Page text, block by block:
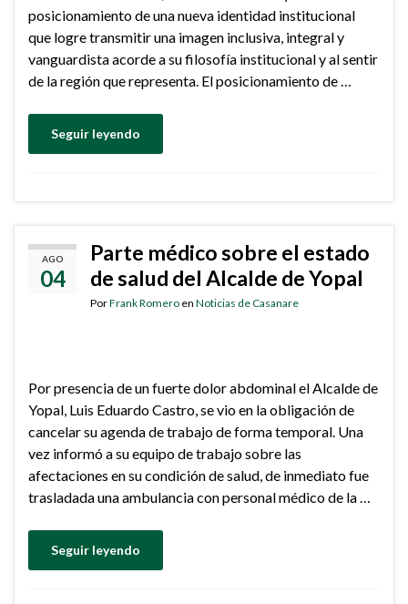
posicionamiento de una nueva identidad institucional
que logre transmitir una imagen inclusiva, integral y
vanguardista acorde a su filosofía institucional y al sentir
de la región que representa. El posicionamiento de …
Seguir leyendo
AGO
04
Parte médico sobre el estado
de salud del Alcalde de Yopal
PorFrank Romero en Noticias de Casanare
Por presencia de un fuerte dolor abdominal el Alcalde de
Yopal, Luis Eduardo Castro, se vio en la obligación de
cancelar su agenda de trabajo de forma temporal. Una
vez informó a su equipo de trabajo sobre las
afectaciones en su condición de salud, de inmediato fue
trasladada una ambulancia con personal médico de la …
Seguir leyendo